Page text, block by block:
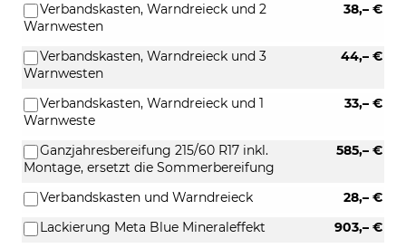
38,– €
Verbandskasten, Warndreieck und 2
Warnwesten
44,– €
Verbandskasten, Warndreieck und 3
Warnwesten
33,– €
Verbandskasten, Warndreieck und 1
Warnweste
585,– €
Ganzjahresbereifung 215/60 R17 inkl.
Montage, ersetzt die Sommerbereifung
28,– €
Verbandskasten und Warndreieck
903,– €
Lackierung Meta Blue Mineraleffekt